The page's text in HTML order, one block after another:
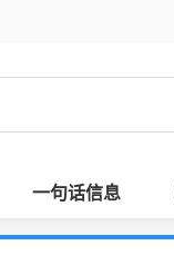
一句话信息